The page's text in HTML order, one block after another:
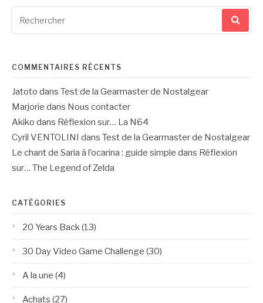
pour
COMMENTAIRES RÉCENTS
Jatoto dans Test de la Gearmaster de Nostalgear
Marjorie dans Nous contacter
Akiko dans Réflexion sur… La N64
Cyril VENTOLINI dans Test de la Gearmaster de Nostalgear
Le chant de Saria à l’ocarina : guide simple dans Réflexion
sur… The Legend of Zelda
CATÉGORIES
20 Years Back (13)
30 Day Video Game Challenge (30)
A la une (4)
Achats (27)